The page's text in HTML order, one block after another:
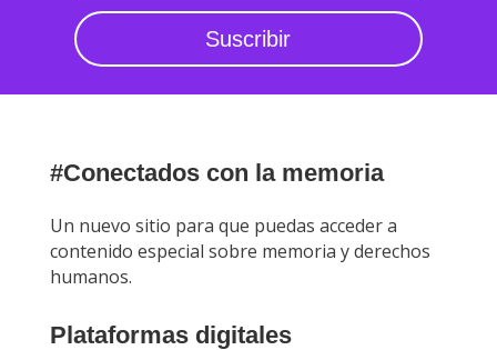
Suscribir
#Conectados con la memoria
Un nuevo sitio para que puedas acceder a
contenido especial sobre memoria y derechos
humanos.
Plataformas digitales